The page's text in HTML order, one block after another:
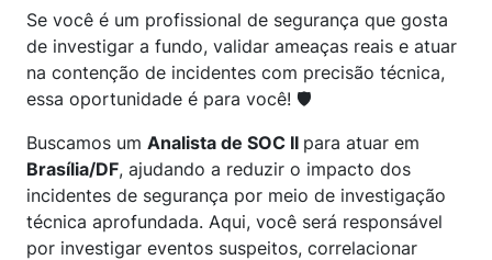
Se você é um profissional de segurança que gosta
de investigar a fundo, validar ameaças reais e atuar
na contenção de incidentes com precisão técnica,
essa oportunidade é para você! 🛡️
Buscamos um Analista de SOC II para atuar em
Brasília/DF, ajudando a reduzir o impacto dos
incidentes de segurança por meio de investigação
técnica aprofundada. Aqui, você será responsável
por investigar eventos suspeitos, correlacionar